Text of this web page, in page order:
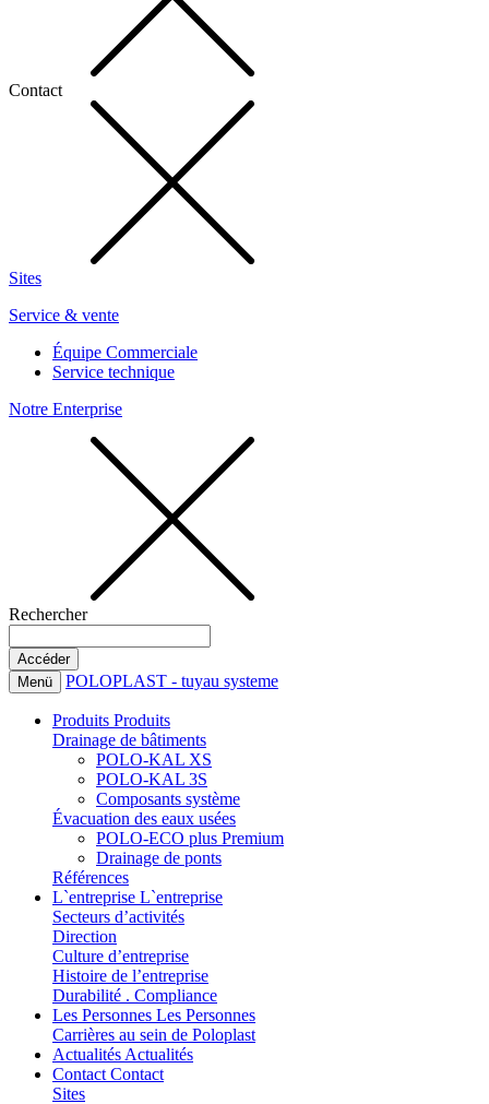
Contact
Sites
Service & vente
Équipe Commerciale
Service technique
Notre Enterprise
Rechercher
Menü POLOPLAST - tuyau systeme
Produits Produits
Drainage de bâtiments
POLO-KAL XS
POLO-KAL 3S
Composants système
Évacuation des eaux usées
POLO-ECO plus Premium
Drainage de ponts
Références
L`entreprise L`entreprise
Secteurs d’activités
Direction
Culture d’entreprise
Histoire de l’entreprise
Durabilité . Compliance
Les Personnes Les Personnes
Carrières au sein de Poloplast
Actualités Actualités
Contact Contact
Sites